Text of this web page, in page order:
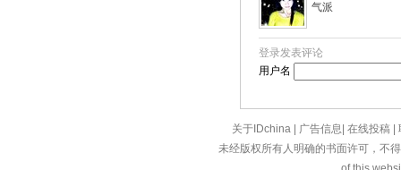
气派
登录发表评论
用户名
关于IDchina 广告信息 在线投稿
未经版权所有人明确的书面许可，不